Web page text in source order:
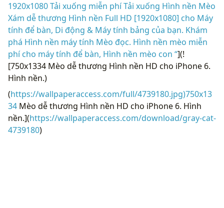
1920x1080 Tải xuống miễn phí Tải xuống Hình nền Mèo
Xám dễ thương Hình nền Full HD [1920x1080] cho Máy
tính để bàn, Di động & Máy tính bảng của bạn. Khám
phá Hình nền máy tính Mèo đọc. Hình nền mèo miễn
phí cho máy tính để bàn, Hình nền mèo con “](!
[750x1334 Mèo dễ thương Hình nền HD cho iPhone 6.
Hình nền.)
(https://wallpaperaccess.com/full/4739180.jpg)750x13
34 Mèo dễ thương Hình nền HD cho iPhone 6. Hình
nền.](https://wallpaperaccess.com/download/gray-cat-
4739180)